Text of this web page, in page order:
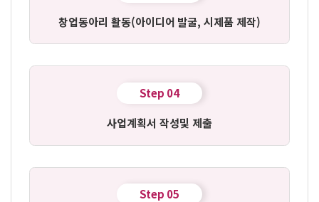
창업동아리 활동(아이디어 발굴, 시제품 제작)
Step 04
사업계획서 작성및 제출
Step 05